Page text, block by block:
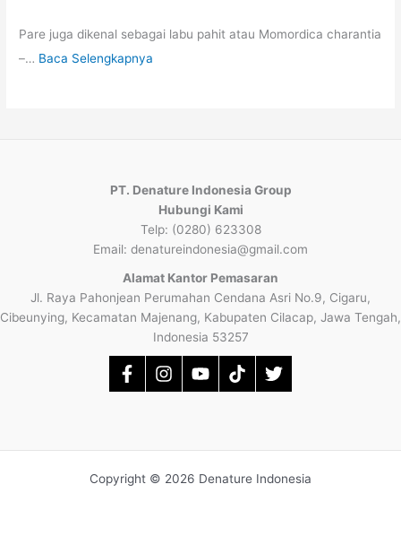
Pare juga dikenal sebagai labu pahit atau Momordica charantia
–… Baca Selengkapnya
PT. Denature Indonesia Group
Hubungi Kami
Telp: (0280) 623308
Email: denatureindonesia@gmail.com
Alamat Kantor Pemasaran
Jl. Raya Pahonjean Perumahan Cendana Asri No.9, Cigaru,
Cibeunying, Kecamatan Majenang, Kabupaten Cilacap, Jawa Tengah,
Indonesia 53257
Copyright © 2026 Denature Indonesia